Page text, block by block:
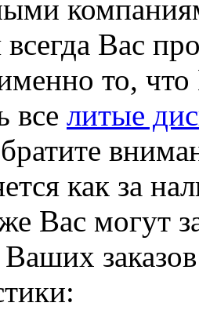
Вас
то,
все литые
как за
Вас могут